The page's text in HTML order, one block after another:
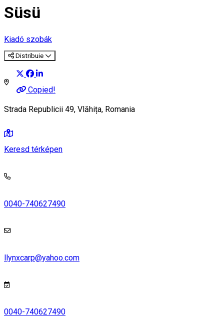
Süsü
Kiadó szobák
Distribuie
Copied!
Strada Republicii 49, Vlăhița, Romania
Keresd térképen
0040-740627490
llynxcarp@yahoo.com
0040-740627490